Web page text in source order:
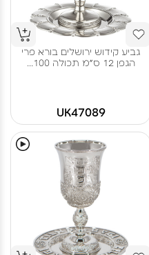
גביע קידוש ירושלים בורא פרי
הגפן 12 ס"מ תכולה 100...
UK47089